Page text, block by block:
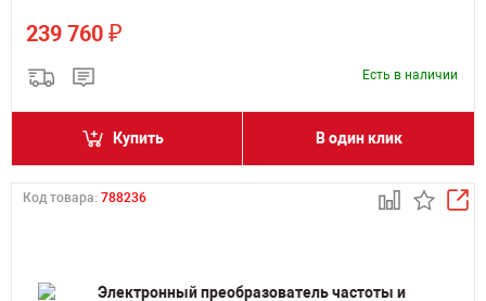
239 760 ₽
Есть в наличии
Купить В один клик
Код товара: 788236